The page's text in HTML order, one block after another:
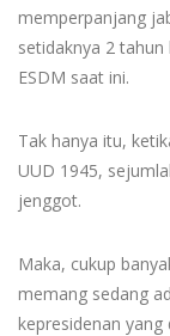
memperpanjang
setidaknya 2
ESDM saat ini.
Tak hanya itu,
UUD 1945,
jenggot.
Maka, cukup
memang sedang
kepresidenan